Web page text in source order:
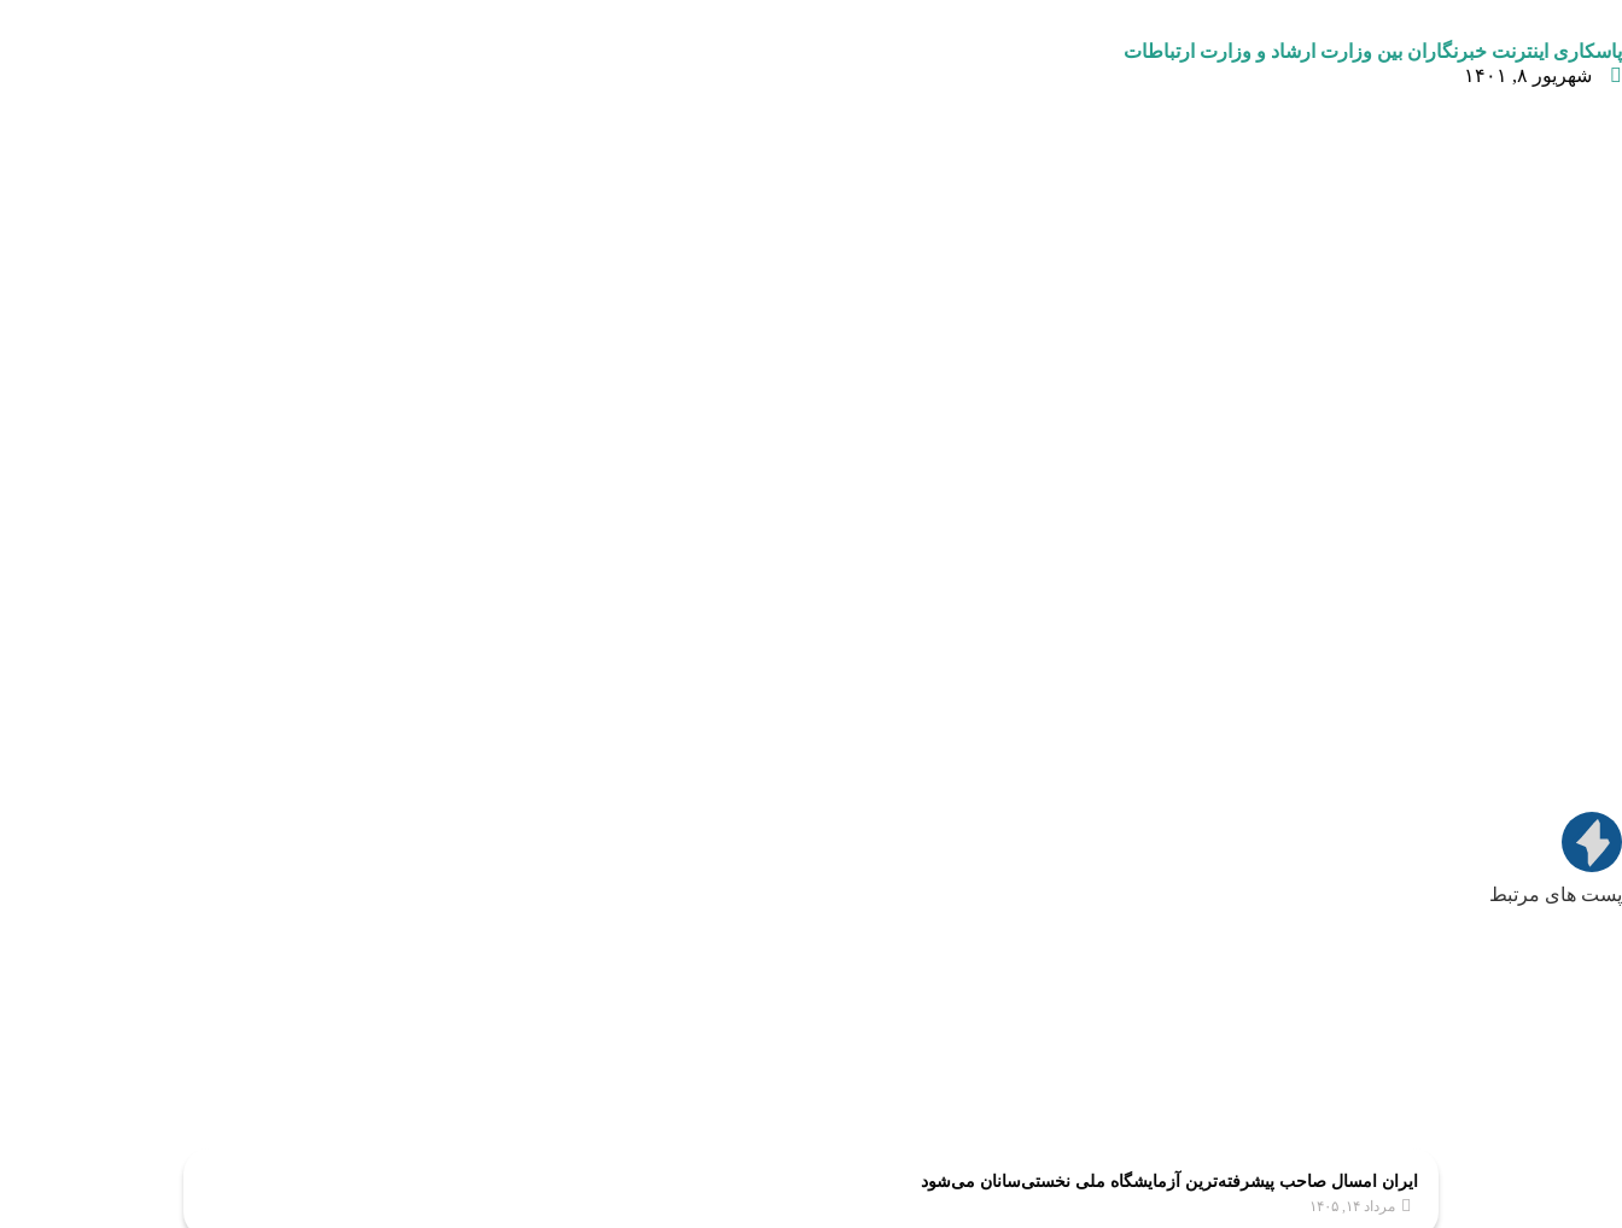
پاسکاری اینترنت خبرنگاران بین وزارت ارشاد و وزارت ارتباطات
شهریور ۸, ۱۴۰۱
پست های مرتبط
ایران امسال صاحب پیشرفته‌ترین آزمایشگاه ملی نخستی‌سانان می‌شود
مرداد ۱۴, ۱۴۰۵